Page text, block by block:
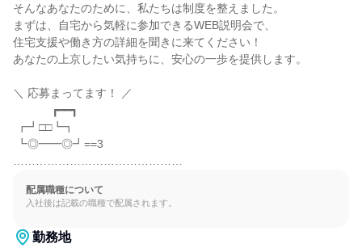
そんなあなたのために、私たちは制度を整えました。
まずは、自宅から気軽に参加できるWEB説明会で、
住宅支援や働き方の詳細を聞きに来てください！
あなたの上京したい気持ちに、安心の一歩を提供します。
＼ 応募まってます！ ／
配属職種について
入社後は記載の職種で配属されます。
勤務地